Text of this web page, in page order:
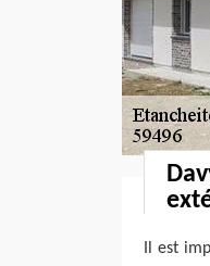
Il est